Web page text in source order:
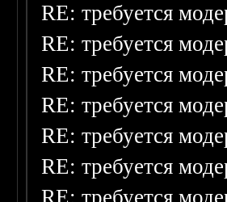
RE: требуется
RE: требуется
RE: требуется
RE: требуется
RE: требуется
RE: требуется